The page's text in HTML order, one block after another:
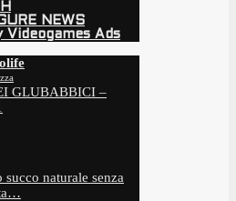
NEWS
Videogames Ads
GLUBABBICI –
naturale senza